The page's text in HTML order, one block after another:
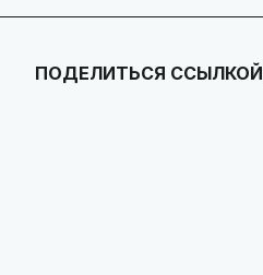
ПОДЕЛИТЬСЯ ССЫЛКОЙ